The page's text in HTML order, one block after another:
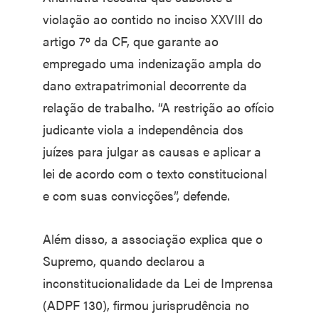
violação ao contido no inciso XXVIII do
artigo 7º da CF, que garante ao
empregado uma indenização ampla do
dano extrapatrimonial decorrente da
relação de trabalho. “A restrição ao ofício
judicante viola a independência dos
juízes para julgar as causas e aplicar a
lei de acordo com o texto constitucional
e com suas convicções”, defende.
Além disso, a associação explica que o
Supremo, quando declarou a
inconstitucionalidade da Lei de Imprensa
(ADPF 130), firmou jurisprudência no